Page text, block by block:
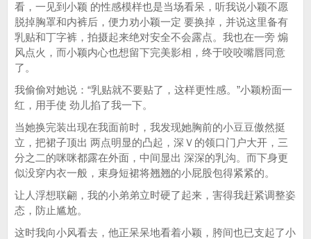
看，一见到小颖 的性感模样也是当场看呆，听我说小颖不愿
脱掉胸罩和内裤后，便力劝小颖一定 要换掉，并说这里备有
乳贴和丁字裤，拍摄起来绝对安全不会露点。我也在一旁 煽
风点火，而小颖内心也想留下完美影相，终于咬咬嘴唇同意
了。
我偷偷对她说：“乳贴就不要贴了，这样更性感。”小颖粉面一
红，用手使 劲儿掐了我一下。
当她换完装出现在我面前时，我发现她胸前的小豆豆傲然挺
立，把裙子顶出 两点明显的凸起，深Ｖ的领口门户大开，三
分之二的咪咪都露在外面，中间显出 深深的乳沟。而下身更
似没穿内衣一般，束身短裙将翘翘的小屁股包得紧紧的。
让人浮想联翩，我的小弟弟立时硬了起来，害得我赶紧调整姿
态，防止尴尬。
这时我向小风看去，他正呆呆地看着小颖，胯间也已支起了小